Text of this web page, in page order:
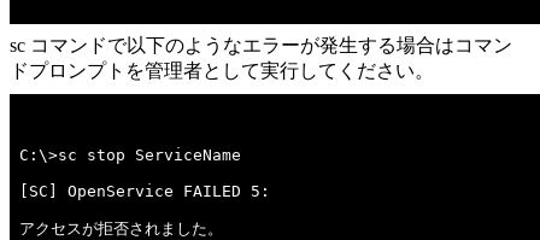
sc コマンドで以下のようなエラーが発生する場合はコマン
ドプロンプトを管理者として実行してください。
アクセスが拒否されました。